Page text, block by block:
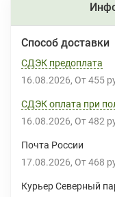
Способ доставки
СДЭК предоплата
16.08.2026 От 455
СДЭК оплата при
16.08.2026 От 482
Почта России
17.08.2026 От 468
Курьер Северный